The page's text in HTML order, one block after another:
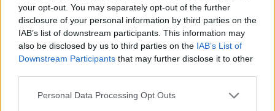
your opt-out. You may separately opt-out of the further
disclosure of your personal information by third parties on the
IAB’s list of downstream participants. This information may
also be disclosed by us to third parties on the IAB’s List of
Downstream Participants that may further disclose it to other
Personal Data Processing Opt Outs
nuestro número de alumnos entrantes y salientes”, indicó
Manuel Parras.